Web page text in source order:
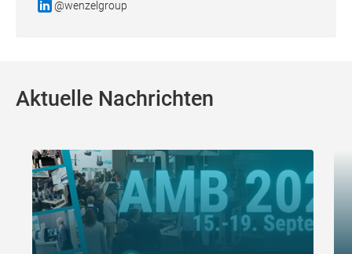
@wenzelgroup
Aktuelle Nachrichten